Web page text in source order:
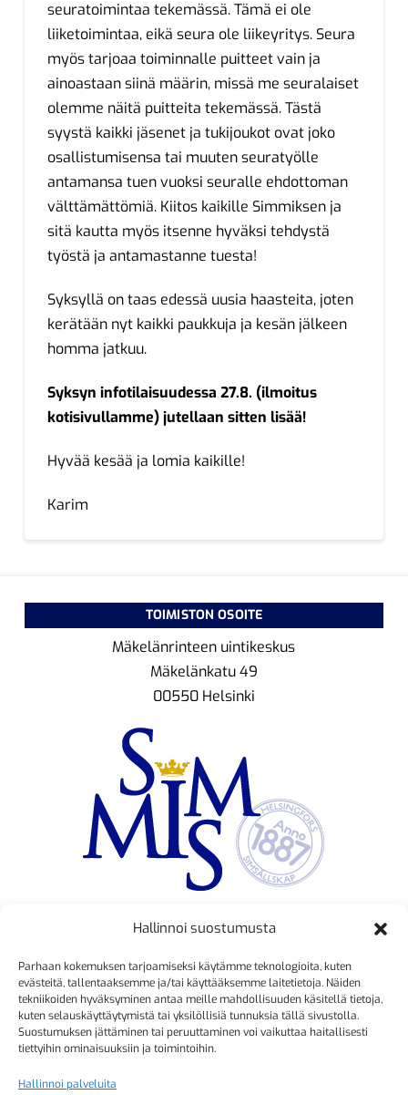
Hallinnoi suostumusta
Parhaan kokemuksen tarjoamiseksi käytämme teknologioita, kuten
evästeitä, tallentaaksemme ja/tai käyttääksemme laitetietoja. Näiden
tekniikoiden hyväksyminen antaa meille mahdollisuuden käsitellä tietoja,
kuten selauskäyttäytymistä tai yksilöllisiä tunnuksia tällä sivustolla.
Suostumuksen jättäminen tai peruuttaminen voi vaikuttaa haitallisesti
tiettyihin ominaisuuksiin ja toimintoihin.
Hallinnoi palveluita
seuratoimintaa tekemässä. Tämä ei ole
liiketoimintaa, eikä seura ole liikeyritys. Seura
myös tarjoaa toiminnalle puitteet vain ja
ainoastaan siinä määrin, missä me seuralaiset
olemme näitä puitteita tekemässä. Tästä
syystä kaikki jäsenet ja tukijoukot ovat joko
osallistumisensa tai muuten seuratyölle
antamansa tuen vuoksi seuralle ehdottoman
välttämättömiä. Kiitos kaikille Simmiksen ja
sitä kautta myös itsenne hyväksi tehdystä
työstä ja antamastanne tuesta!
Syksyllä on taas edessä uusia haasteita, joten
kerätään nyt kaikki paukkuja ja kesän jälkeen
homma jatkuu.
Syksyn infotilaisuudessa 27.8. (ilmoitus
kotisivullamme) jutellaan sitten lisää!
Hyvää kesää ja lomia kaikille!
Karim
TOIMISTON OSOITE
Mäkelänrinteen uintikeskus
Mäkelänkatu 49
00550 Helsinki
Kristiina Mäkinen
040 725 3186
kristiina.makinen@simmis.fi